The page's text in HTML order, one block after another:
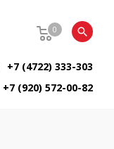
0
+7 (4722) 333-303
+7 (920) 572-00-82